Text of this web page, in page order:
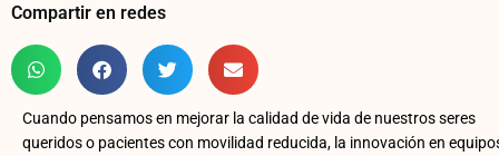
Compartir en redes
Cuando pensamos en mejorar la calidad de vida de nuestros seres
queridos o pacientes con movilidad reducida, la innovación en